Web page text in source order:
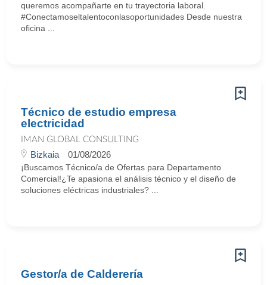
queremos acompañarte en tu trayectoria laboral.
#Conectamoseltalentoconlasoportunidades Desde nuestra
oficina ...
Técnico de estudio empresa
electricidad
IMAN GLOBAL CONSULTING
Bizkaia 01/08/2026
¡Buscamos Técnico/a de Ofertas para Departamento
Comercial!¿Te apasiona el análisis técnico y el diseño de
soluciones eléctricas industriales? ...
Gestor/a de Calderería